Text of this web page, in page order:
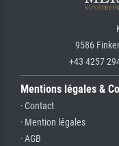
9586
+43 4257
Mentions légales &
· Contact
· Mention légales
· AGB